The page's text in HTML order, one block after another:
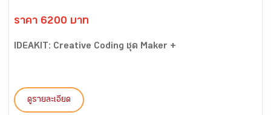
ราคา 6200 บาท
IDEAKIT: Creative Coding ชุด Maker +
ดูรายละเอียด